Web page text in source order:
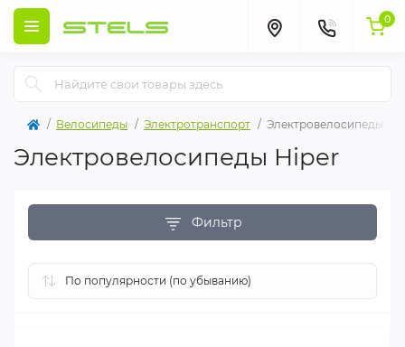
0
Велосипеды Электротранспорт Электровелосипеды
Электровелосипеды Hiper
Фильтр